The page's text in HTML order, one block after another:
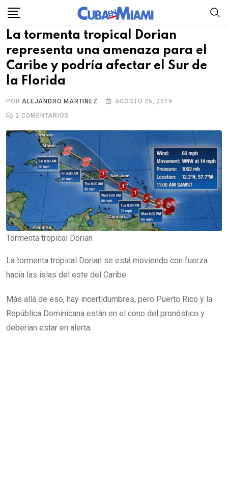
Skip
content
La tormenta tropical Dorian
representa una amenaza para el
Caribe y podría afectar el Sur de
la Florida
PORALEJANDRO MARTINEZ
AGOSTO 26, 2019
2 COMENTARIOS
Tormenta tropical Dorian
La tormenta tropical Dorian se está moviendo con fuerza
hacia las islas del este del Caribe.
Más allá de eso, hay incertidumbres, pero Puerto Rico y la
República Dominicana están en el cono del pronóstico y
deberían estar en alerta.